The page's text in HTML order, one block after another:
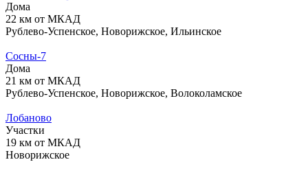
Дома
22 км от МКАД
Рублево-Успенское, Новорижское, Ильинское
Сосны-7
Дома
21 км от МКАД
Рублево-Успенское, Новорижское, Волоколамское
Лобаново
Участки
19 км от МКАД
Новорижское